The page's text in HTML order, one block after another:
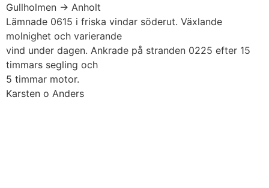
Skip
to
content
Gullholmen -> Anholt
Lämnade 0615 i friska vindar söderut. Växlande
molnighet och varierande
vind under dagen. Ankrade på stranden 0225 efter 15
timmars segling och
5 timmar motor.
Karsten o Anders